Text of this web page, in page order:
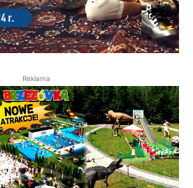
Reklama